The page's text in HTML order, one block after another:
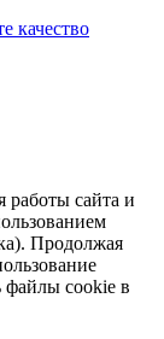
сайта и
Продолжая
файлы cookie в